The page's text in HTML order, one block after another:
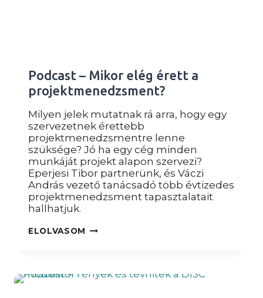
Podcast – Mikor elég érett a
projektmenedzsment?
Milyen jelek mutatnak rá arra, hogy egy
szervezetnek érettebb
projektmenedzsmentre lenne
szüksége? Jó ha egy cég minden
munkáját projekt alapon szervezi?
Eperjesi Tibor partnerünk, és Váczi
András vezető tanácsadó több évtizedes
projektmenedzsment tapasztalatait
hallhatjuk.
ELOLVASOM PODCAST
A